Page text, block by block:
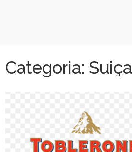
Categoria: Suiça